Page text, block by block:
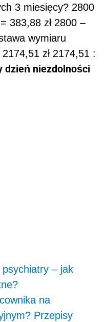
3 miesięcy? 2800
383,88 zł 2800 –
wymiaru
zł 2174,51 :
dzień niezdolności
– jak
na
Przepisy